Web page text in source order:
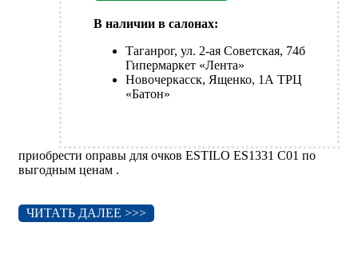
В наличии в салонах:
Таганрог, ул. 2-ая Советская, 74б
Гипермаркет «Лента»
Новочеркасск, Ященко, 1А ТРЦ
«Батон»
приобрести оправы для очков ESTILO ES1331 C01 по
выгодным ценам .
ЧИТАТЬ ДАЛЕЕ >>>